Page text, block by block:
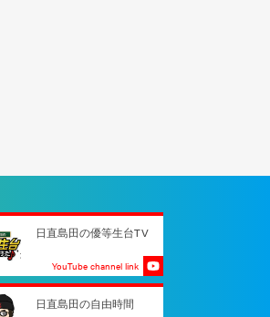
日直島田の優等生台TV
YouTube channel link
日直島田の自由時間